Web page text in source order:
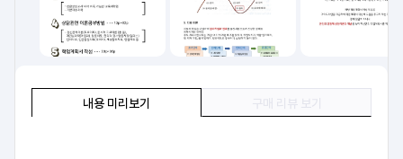
내용 미리보기